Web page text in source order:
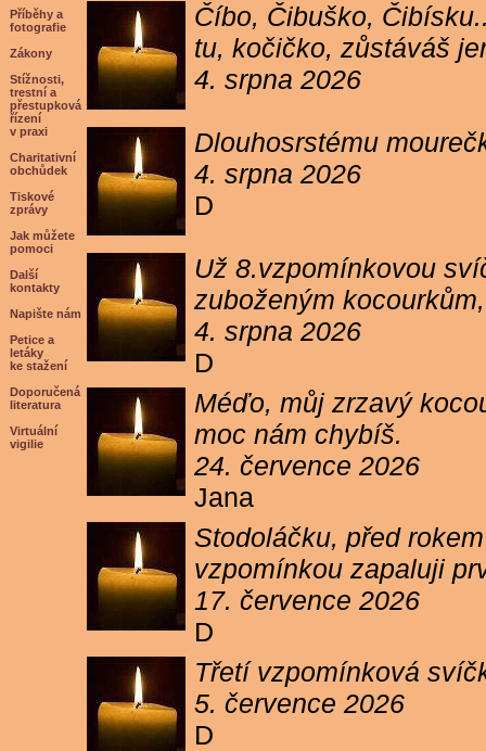
Příběhy a
fotografie
Zákony
Stížnosti,
trestní a
přestupková
řízení
v praxi
Charitativní
obchůdek
Tiskové
zprávy
Jak můžete
pomoci
Další
kontakty
Napište nám
Petice a
letáky
ke stažení
Doporučená
literatura
Virtuální
vigilie
Číbo, Čibuško,
tu, kočičko, zůstáváš
4. srpna 2026
Dlouhosrstému
4. srpna 2026
D
Už 8.vzpomínkovou
zuboženým
4. srpna 2026
D
Méďo, můj zrzavý
moc nám chybíš.
24. července 2026
Jana
Stodoláčku, před
vzpomínkou zapaluji
17. července 2026
D
Třetí vzpomínková
5. července 2026
D